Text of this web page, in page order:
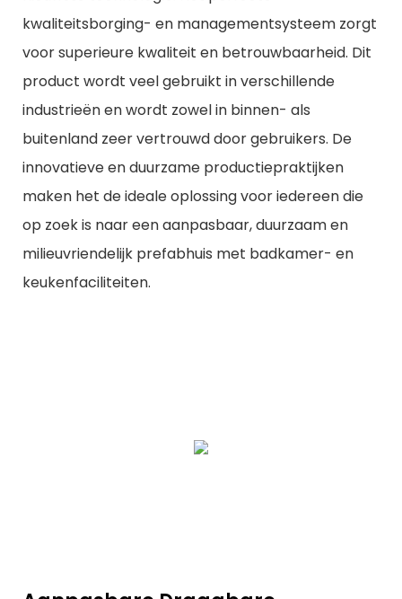
kwaliteitsborging- en managementsysteem zorgt
voor superieure kwaliteit en betrouwbaarheid. Dit
product wordt veel gebruikt in verschillende
industrieën en wordt zowel in binnen- als
buitenland zeer vertrouwd door gebruikers. De
innovatieve en duurzame productiepraktijken
maken het de ideale oplossing voor iedereen die
op zoek is naar een aanpasbaar, duurzaam en
milieuvriendelijk prefabhuis met badkamer- en
keukenfaciliteiten.